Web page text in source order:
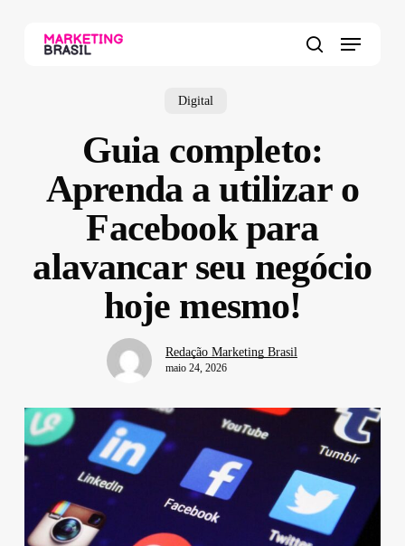
Menu
Digital
Guia completo:
Aprenda a utilizar o
Facebook para
alavancar seu negócio
hoje mesmo!
Redação Marketing Brasil
maio 24, 2026